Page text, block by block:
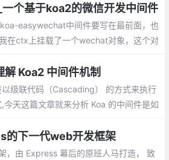
的 @koa/multer
个基于koa2的微信开发中间件
easywechat中间件要写在最前面，也
在ctx上挂载了一个wechat对象，这个对
自己的业务开发
Koa2 中间件机制
级联代码（Cascading） 的方式来执行
今天这篇文章就来分析 Koa 的中间件是如
下一代web开发框架
，由 Express 幕后的原班人马打造， 致